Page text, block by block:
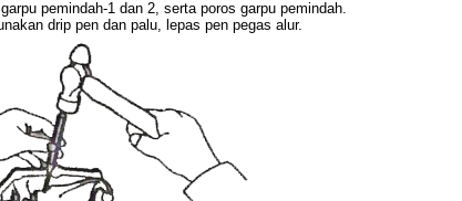
pemindah-1 dan 2, serta poros garpu pemindah.
drip pen dan palu, lepas pen pegas alur.